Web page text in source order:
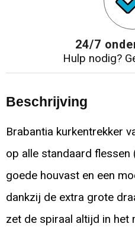
24/7
Hulp nodig?
Beschrijving
Brabantia kurkentrekker
op alle standaard
goede houvast en een
dankzij de extra grote
zet de spiraal altijd in het